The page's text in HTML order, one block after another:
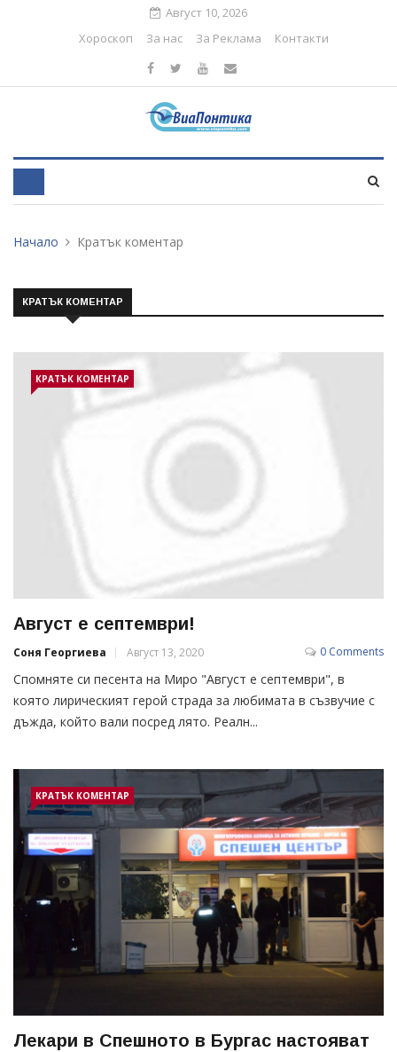
Август 10, 2026
Хороскоп
За нас За Реклама Контакти
Начало Кратък коментар
КРАТЪК КОМЕНТАР
КРАТЪК КОМЕНТАР
Август е септември!
Соня Георгиева Август 13, 2020 0 Comments
Спомняте си песента на Миро "Август е септември", в
която лирическият герой страда за любимата в съзвучие с
дъжда, който вали посред лято. Реалн...
КРАТЪК КОМЕНТАР
Лекари в Спешното в Бургас настояват